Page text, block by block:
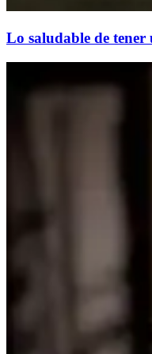
Lo saludable de tener